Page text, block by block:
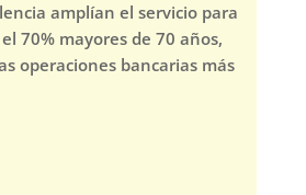
amplían el servicio para
70% mayores de 70 años,
operaciones bancarias más